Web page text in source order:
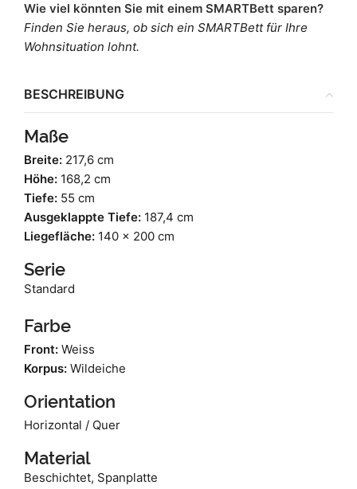
Wie viel könnten Sie mit einem SMARTBett sparen?
Finden Sie heraus, ob sich ein SMARTBett für Ihre
Wohnsituation lohnt.
BESCHREIBUNG
Maße
Breite: 217,6 cm
Höhe: 168,2 cm
Tiefe: 55 cm
Ausgeklappte Tiefe: 187,4 cm
Liegefläche: 140 x 200 cm
Serie
Standard
Farbe
Front: Weiss
Korpus: Wildeiche
Orientation
Horizontal / Quer
Material
Beschichtet, Spanplatte